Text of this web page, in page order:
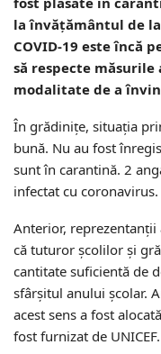
la învățământul de
COVID-19 este încă
să respecte măsurile
modalitate de a
În grădinițe, situația
bună. Nu au fost
sunt în carantină. 2
infectat cu coronavirus.
Anterior,
că tuturor școlilor și
cantitate suficientă de
sfârșitul anului școlar.
acest sens a fost
fost furnizat de UNICEF.